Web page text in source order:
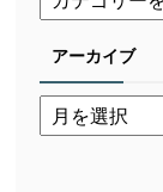
アーカイブ